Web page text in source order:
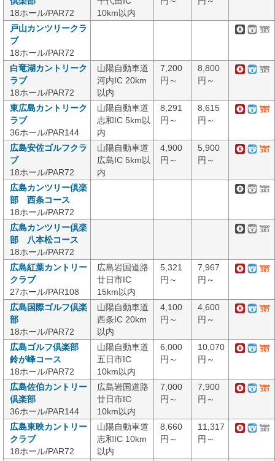
18ホール/PAR72
10km以内
戸山カンツリークラ
ブ
18ホール/PAR72
白竜湖カントリーク
ラブ
18ホール/PAR72
山陽自動車道
河内IC 20km
以内
7,200
円～
8,800
円～
東広島カントリーク
ラブ
36ホール/PAR144
山陽自動車道
志和IC 5km以
内
8,291
円～
8,615
円～
広島安佐ゴルフクラ
ブ
18ホール/PAR72
山陽自動車道
広島IC 5km以
内
4,900
円～
5,900
円～
広島カンツリー倶楽
部 西条コース
18ホール/PAR72
広島カンツリー倶楽
部 八本松コース
18ホール/PAR72
広島紅葉カントリー
クラブ
27ホール/PAR108
広島岩国道路
廿日市IC
15km以内
5,321
円～
7,967
円～
広島国際ゴルフ倶楽
部
18ホール/PAR72
山陽自動車道
西条IC 20km
以内
4,100
円～
4,600
円～
広島ゴルフ倶楽部
鈴が峰コース
18ホール/PAR72
山陽自動車道
五日市IC
10km以内
6,000
円～
10,070
円～
広島佐伯カントリー
倶楽部
36ホール/PAR144
広島岩国道路
廿日市IC
10km以内
7,000
円～
7,900
円～
広島東映カントリー
クラブ
18ホール/PAR72
山陽自動車道
志和IC 10km
以内
8,660
円～
11,317
円～